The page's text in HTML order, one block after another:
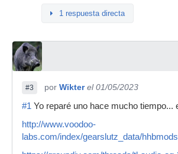
1 respuesta directa
#3 por Wikter el 01/05/2023
#1 Yo reparé uno hace mucho tiempo...
http://www.voodoo-
labs.com/index/gearslutz_data/